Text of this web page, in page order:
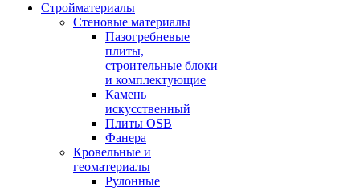
Стройматериалы
Стеновые материалы
Пазогребневые
плиты,
строительные блоки
и комплектующие
Камень
искусственный
Плиты OSB
Фанера
Кровельные и
геоматериалы
Рулонные